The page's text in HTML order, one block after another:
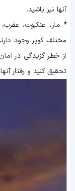
آنها نیز باشید.
* مار، عنکبوت،
مختلف کویر وجود
از خطر گزیدگی در
تحقیق کنید و رفتار